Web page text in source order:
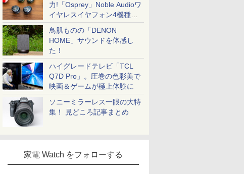
力!「Osprey」Noble Audioワ
イヤレスイヤフォン4機種を
一気に聴く
鳥肌ものの「DENON
HOME」サウンドを体感し
た！
ハイグレードテレビ「TCL
Q7D Pro」。圧巻の色彩美で
映画＆ゲームが極上体験に
ソニーミラーレス一眼の大特
集！ 見どころ記事まとめ
家電 Watch をフォローする